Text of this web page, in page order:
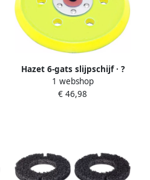
Hazet 6-gats slijpschijf · ?
150 mm 9033-010
1 webshop
€ 46,98